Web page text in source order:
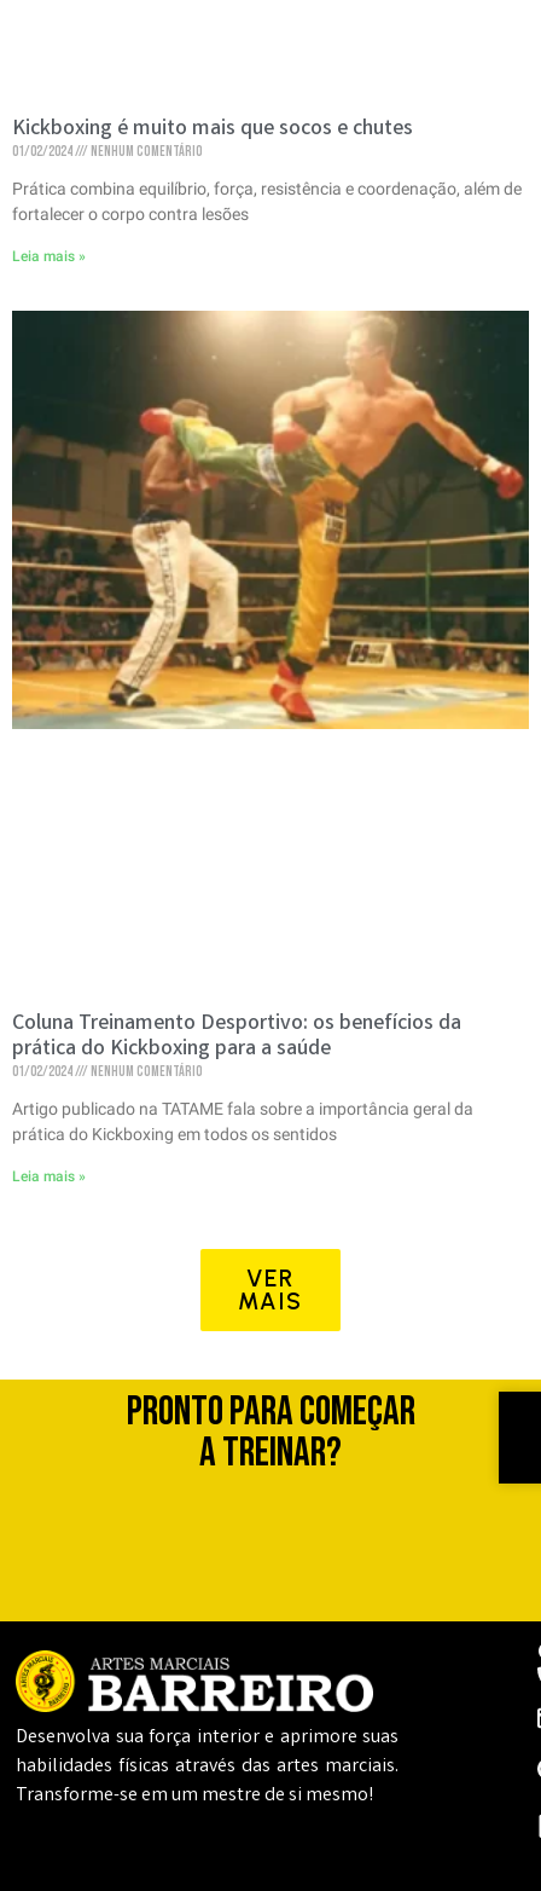
Kickboxing é muito mais que socos e chutes
01/02/2024 Nenhum comentário
Prática combina equilíbrio, força, resistência e coordenação, além de
fortalecer o corpo contra lesões
Leia mais »
Coluna Treinamento Desportivo: os benefícios da
prática do Kickboxing para a saúde
01/02/2024 Nenhum comentário
Artigo publicado na TATAME fala sobre a importância geral da
prática do Kickboxing em todos os sentidos
Leia mais »
VER
MAIS
Pronto para começar
a treinar?
Desenvolva sua força interior e aprimore suas
habilidades físicas através das artes marciais.
Transforme-se em um mestre de si mesmo!